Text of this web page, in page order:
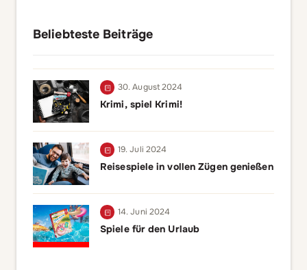
Beliebteste Beiträge
30. August 2024
Krimi, spiel Krimi!
19. Juli 2024
Reisespiele in vollen Zügen genießen
14. Juni 2024
Spiele für den Urlaub